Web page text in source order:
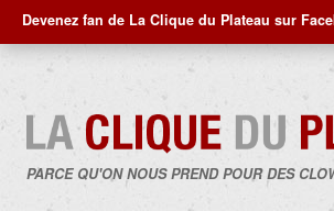
Devenez fan de La Clique du Plateau sur
PARCE QU'ON NOUS PREND POUR DES